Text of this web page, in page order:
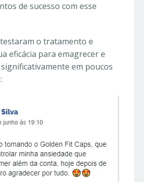
de sucesso com esse
o tratamento e
eficácia para emagrecer e
em poucos